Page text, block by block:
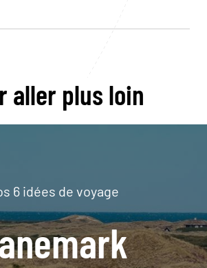
aller plus loin
6 idées de voyage